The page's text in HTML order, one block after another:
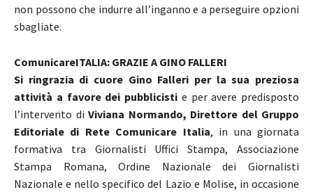
non possono che indurre all’inganno e a perseguire opzioni
sbagliate.
ComunicareITALIA: GRAZIE A GINO FALLERI
Si ringrazia di cuore Gino Falleri per la sua preziosa
attività a favore dei pubblicisti e per avere predisposto
l’intervento di Viviana Normando, Direttore del Gruppo
Editoriale di Rete Comunicare Italia, in una giornata
formativa tra Giornalisti Uffici Stampa, Associazione
Stampa Romana, Ordine Nazionale dei Giornalisti
Nazionale e nello specifico del Lazio e Molise, in occasione